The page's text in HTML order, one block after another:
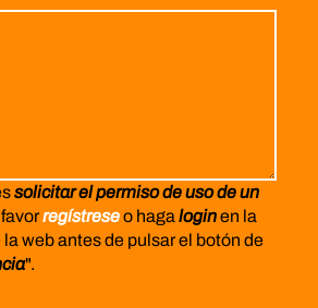
solicitar el permiso de uso de un
regístreseo haga loginen la
web antes de pulsar el botón de
".